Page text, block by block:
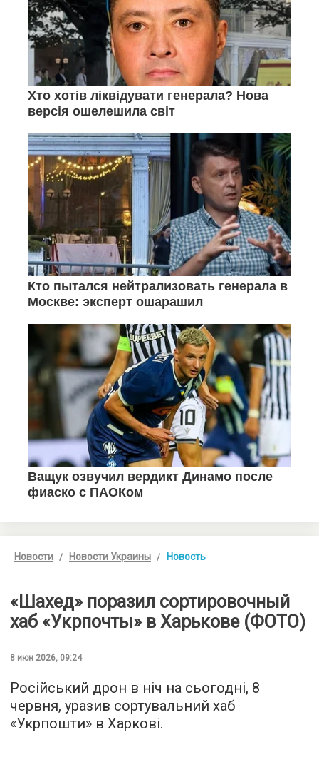
Новости Новости Украины Новость
«Шахед» поразил сортировочный
хаб «Укрпочты» в Харькове (ФОТО)
8 июн 2026, 09:24
Російський дрон в ніч на сьогодні, 8
червня, уразив сортувальний хаб
«Укрпошти» в Харкові.